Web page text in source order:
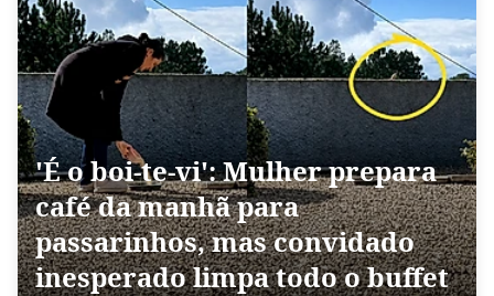
'É o boi-te-vi': Mulher prepara
café da manhã para
passarinhos, mas convidado
inesperado limpa todo o buffet